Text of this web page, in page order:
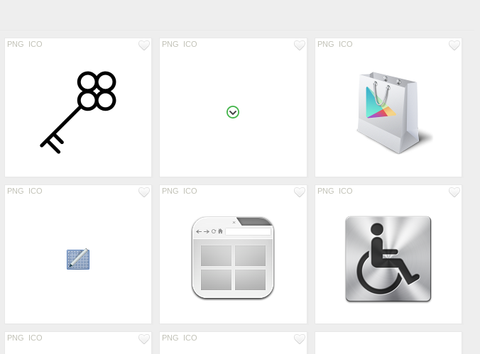
PNG ICO PNG ICO PNG ICO
PNG ICO PNG ICO PNG ICO
PNG ICO PNG ICO